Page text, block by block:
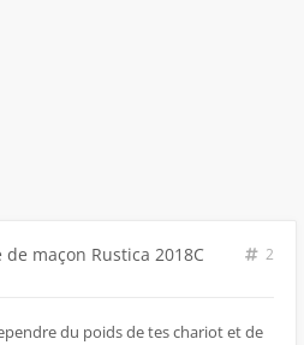
maçon Rustica 2018C
2
du poids de tes chariot et de